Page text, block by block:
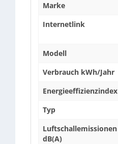
Marke
Internetlink
Modell
Verbrauch kWh/Jahr
Energieeffizienzindex
Typ
Luftschallemissionen
dB(A)